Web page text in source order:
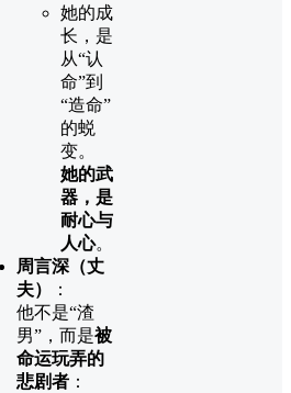
她的成
长，是
从“认
命”到
“造命”
的蜕
变。
她的武
器，是
耐心与
人心。
周言深（丈
夫）
：
他不是“渣
男”，而是被
命运玩弄的
悲剧者 ：